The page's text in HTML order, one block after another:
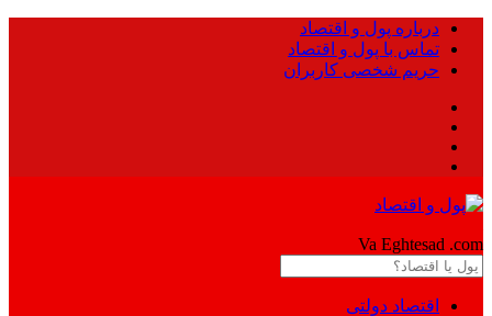
درباره پول و اقتصاد
تماس با پول و اقتصاد
حریم شخصی کاربران
Va Eghtesad .com
اقتصاد دولتی